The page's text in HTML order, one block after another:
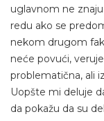
uglavnom ne
redu ako se
nekom drugom
neće povući,
problematična, ali
Uopšte mi deluje
da pokažu da su